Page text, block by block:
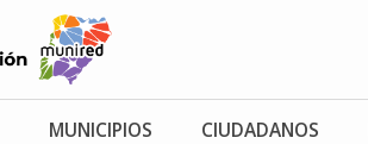
MUNICIPIOS CIUDADANOS